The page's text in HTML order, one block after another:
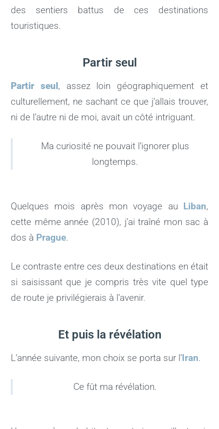
des sentiers battus de ces destinations
touristiques.
Partir seul
Partir seul , assez loin géographiquement et
culturellement, ne sachant ce que j’allais trouver,
ni de l’autre ni de moi, avait un côté intriguant.
Ma curiosité ne pouvait l’ignorer plus
longtemps.
Quelques mois après mon voyage au Liban,
cette même année (2010), j’ai traîné mon sac à
dos à Prague.
Le contraste entre ces deux destinations en était
si saisissant que je compris très vite quel type
de route je privilégierais à l’avenir.
Et puis la révélation
L’année suivante, mon choix se porta sur l’ Iran.
Ce fût ma révélation.